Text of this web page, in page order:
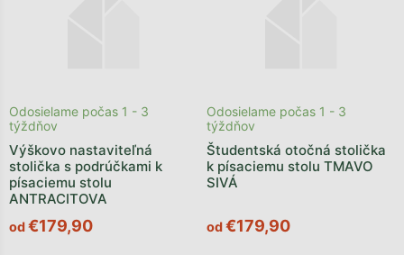
Výškovo nastaviteľná
stolička s podrúčkami k
písaciemu stolu
ANTRACITOVA
Odosielame počas 1 - 3
týždňov
od€179,90
Študentská otočná stolička
k písaciemu stolu TMAVO
SIVÁ
Odosielame počas 1 - 3
týždňov
od€179,90